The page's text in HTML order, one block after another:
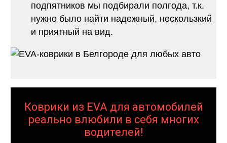
подпятников мы подбирали полгода, т.к.
нужно было найти надежный, нескользкий
и приятный на вид.
Коврики из EVA для автомобилей
реально влюбили в себя многих
водителей!